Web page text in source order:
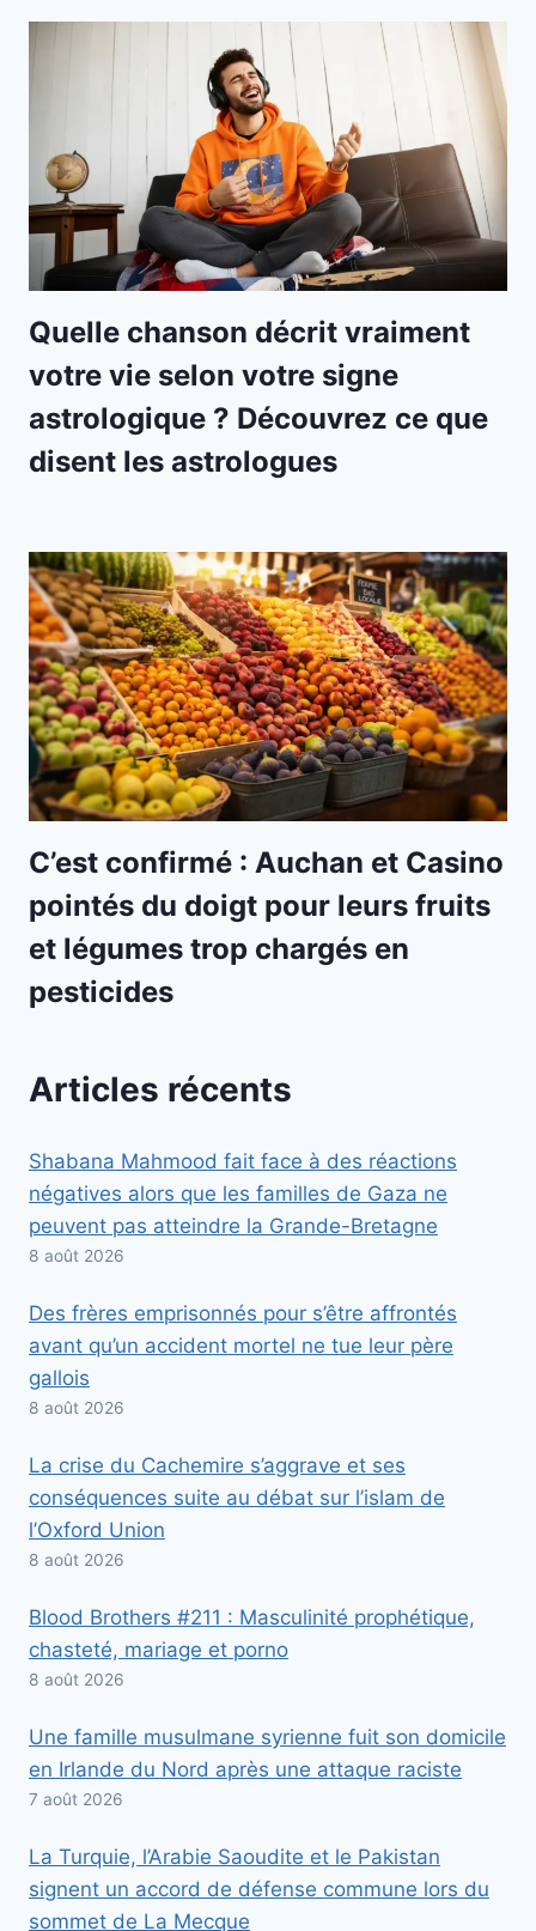
Quelle chanson décrit vraiment
votre vie selon votre signe
astrologique ? Découvrez ce que
disent les astrologues
C’est confirmé : Auchan et Casino
pointés du doigt pour leurs fruits
et légumes trop chargés en
pesticides
Articles récents
Shabana Mahmood fait face à des réactions
négatives alors que les familles de Gaza ne
peuvent pas atteindre la Grande-Bretagne
8 août 2026
Des frères emprisonnés pour s’être affrontés
avant qu’un accident mortel ne tue leur père
gallois
8 août 2026
La crise du Cachemire s’aggrave et ses
conséquences suite au débat sur l’islam de
l’Oxford Union
8 août 2026
Blood Brothers #211 : Masculinité prophétique,
chasteté, mariage et porno
8 août 2026
Une famille musulmane syrienne fuit son domicile
en Irlande du Nord après une attaque raciste
7 août 2026
La Turquie, l’Arabie Saoudite et le Pakistan
signent un accord de défense commune lors du
sommet de La Mecque